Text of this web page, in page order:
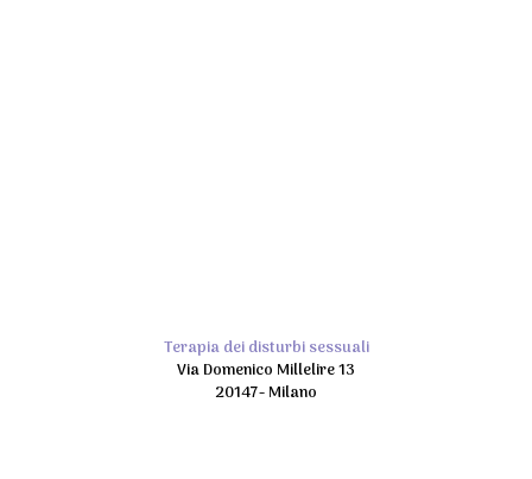
Terapia dei disturbi sessuali
Via Domenico Millelire 13
20147- Milano